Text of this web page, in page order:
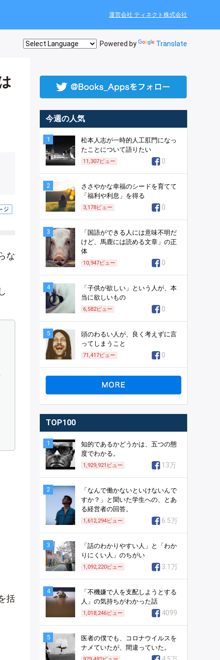
運営会社 ティネクト株式会社
Powered by Translate
な
括
今週の人気
1
松本人志が一時的人工肛門になっ
たことについて語りたい
11,307ビュー 0
2
ささやかな幸福のシードを育てて
「福利や利息」を得る
3,178ビュー 0
3
「国語ができる人には意味不明だ
けど、馬鹿には読める文章」の正
体
10,947ビュー 0
4
「子供が欲しい」という人が、本
当に欲しいもの
6,582ビュー 0
5
頭のわるい人が、良く考えずに言
ってしまうこと
71,417ビュー 0
TOP100
1
知的であるかどうかは、五つの態
度でわかる。
1,929,921 ビュー 13万
2
「なんで働かないといけないんで
すか？」と聞いた学生への、とあ
る経営者の回答。
1,612,294ビュー 6.5万
3
「話のわかりやすい人」と「わか
りにくい人」のちがい
1,092,220ビュー 3.1万
4
「不機嫌で人を支配しようとする
人」の気持ちがわかった話
1,018,246ビュー 4099
5
医者の僕でも、コロナウイルスを
ナメていたが、間違っていた。